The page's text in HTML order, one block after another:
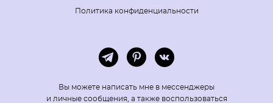
Политика конфиденциальности
Вы можете написать мне в мессенджеры
и личные сообщения, а также воспользоваться